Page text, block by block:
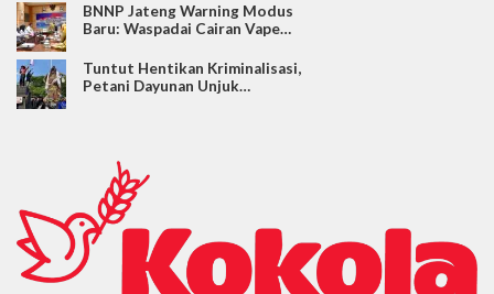
BNNP Jateng Warning Modus
Baru: Waspadai Cairan Vape…
Tuntut Hentikan Kriminalisasi,
Petani Dayunan Unjuk…